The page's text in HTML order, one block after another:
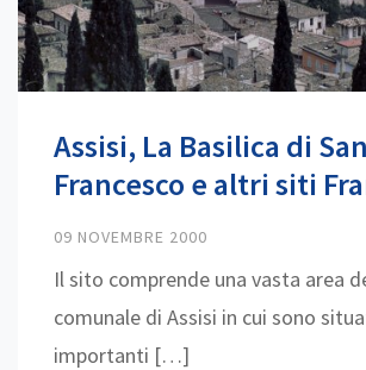
Assisi, La Basilica di San
Francesco e altri siti
09 NOVEMBRE 2000
Il sito comprende una vasta area
comunale di Assisi in cui sono
importanti […]